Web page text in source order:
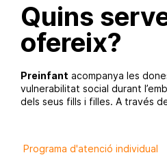
Quins
ofereix?
Preinfant acompanya les
vulnerabilitat social durant
dels seus fills i filles. A través
Programa d'atenció individual